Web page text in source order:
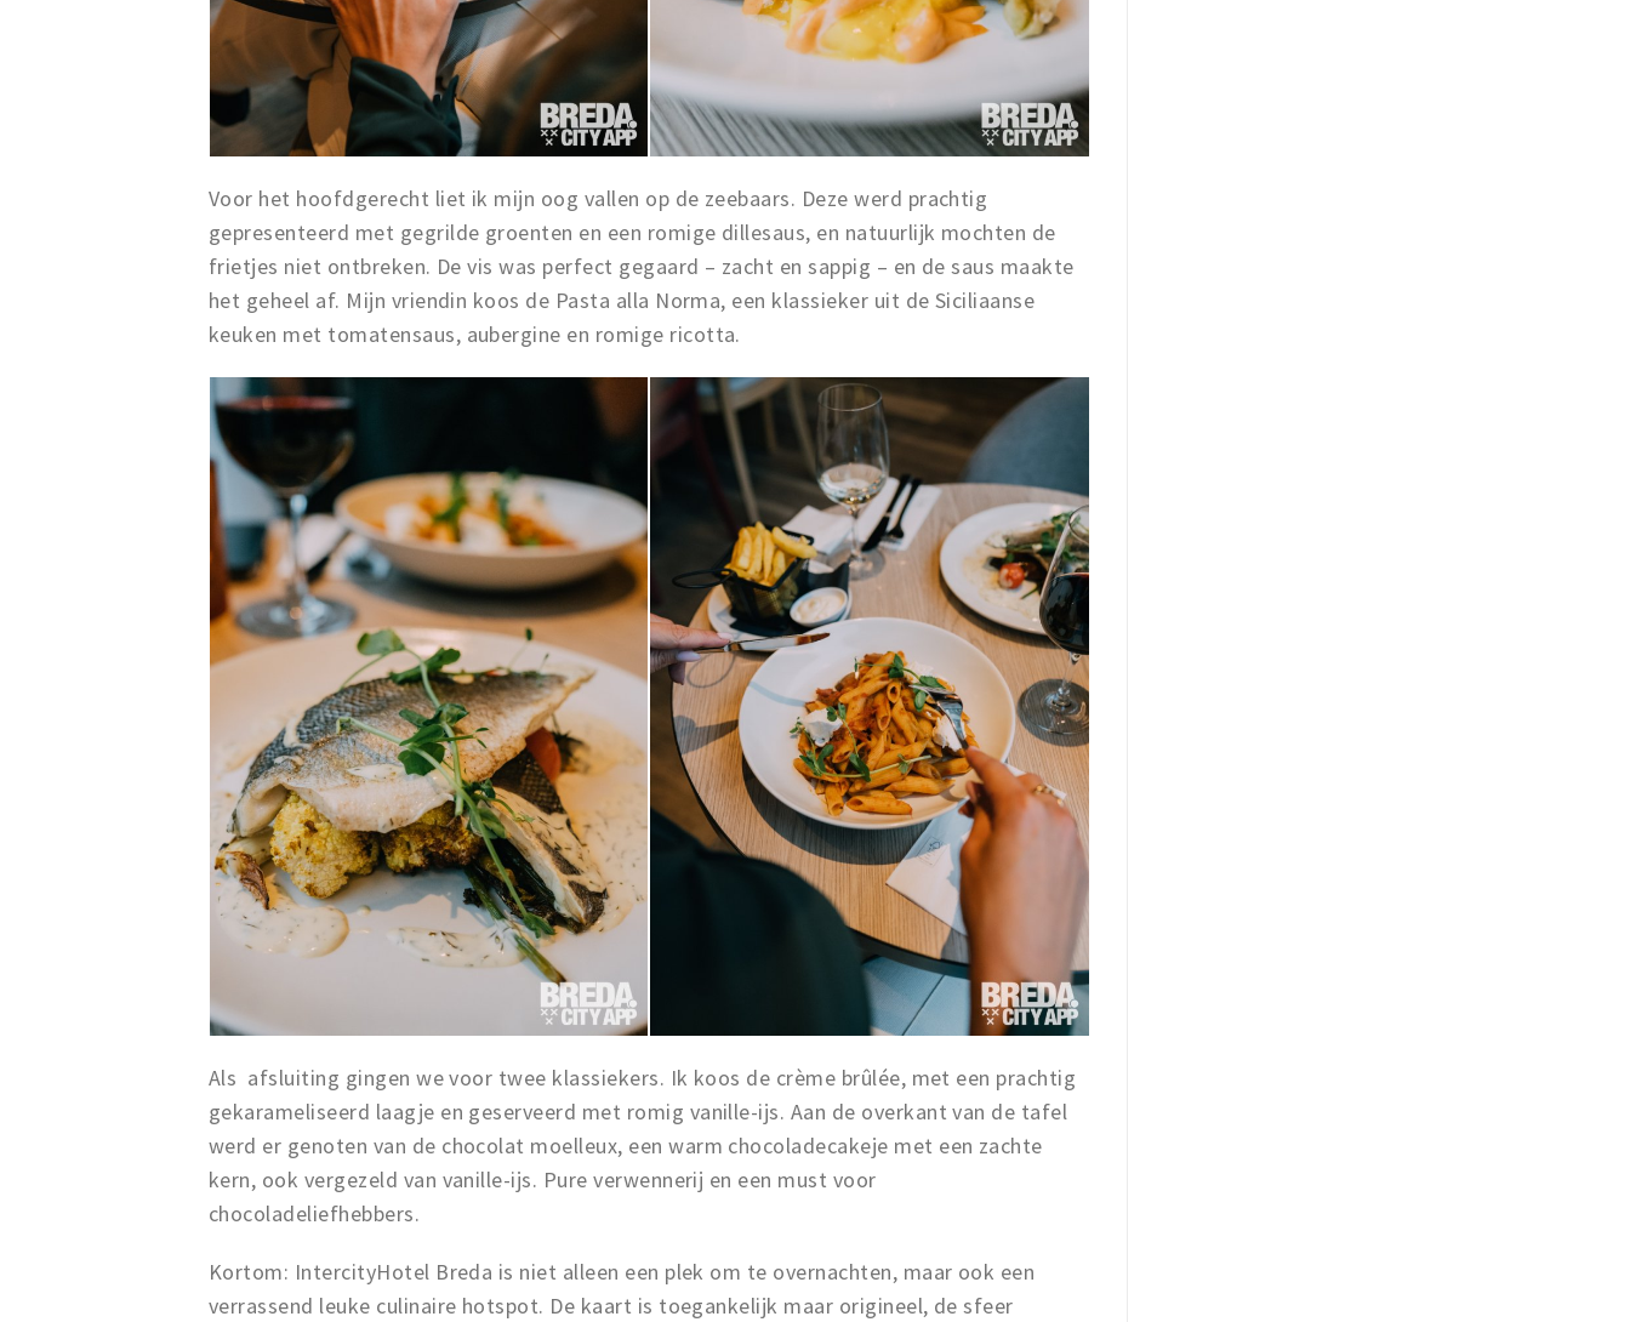
Voor het hoofdgerecht liet ik mijn oog vallen op de zeebaars. Deze werd prachtig
gepresenteerd met gegrilde groenten en een romige dillesaus, en natuurlijk mochten de
frietjes niet ontbreken. De vis was perfect gegaard – zacht en sappig – en de saus maakte
het geheel af. Mijn vriendin koos de Pasta alla Norma, een klassieker uit de Siciliaanse
keuken met tomatensaus, aubergine en romige ricotta.
Als afsluiting gingen we voor twee klassiekers. Ik koos de crème brûlée, met een prachtig
gekarameliseerd laagje en geserveerd met romig vanille-ijs. Aan de overkant van de tafel
werd er genoten van de chocolat moelleux, een warm chocoladecakeje met een zachte
kern, ook vergezeld van vanille-ijs. Pure verwennerij en een must voor
chocoladeliefhebbers.
Kortom: IntercityHotel Breda is niet alleen een plek om te overnachten, maar ook een
verrassend leuke culinaire hotspot. De kaart is toegankelijk maar origineel, de sfeer